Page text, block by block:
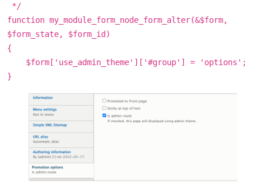
*/
function my_module_form_node_form_alter(&$form,
$form_state, $form_id)
{
$form['use_admin_theme']['#group'] = 'options';
}